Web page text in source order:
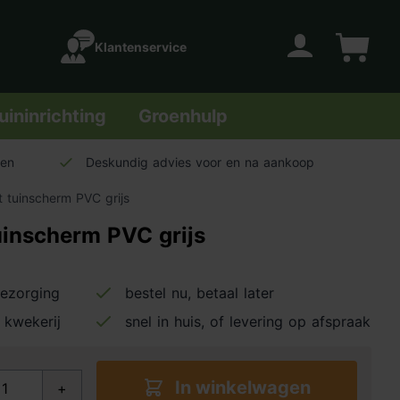
Klantenservice
Groenhulp
Deskundig advies voor en na aankoop
tuinscherm PVC grijs
PVC grijs
bestel nu, betaal later
snel in huis, of levering op afspraak
+ In winkelwagen